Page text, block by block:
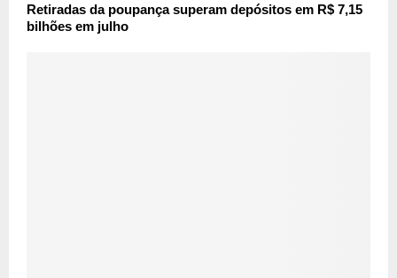
Retiradas da poupança superam depósitos em R$ 7,15
bilhões em julho